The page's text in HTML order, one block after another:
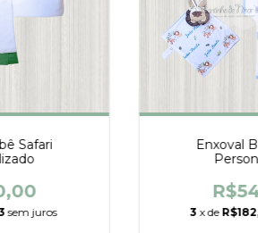
Safari
sem juros
Enxoval
3 x de